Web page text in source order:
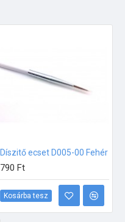
Díszitő ecset D005-00 Fehér
790 Ft
Kosárba tesz